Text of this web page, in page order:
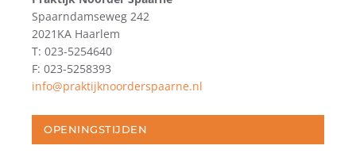
Spaarndamseweg 242
2021KA Haarlem
T: 023-5254640
F: 023-5258393
info@praktijknoorderspaarne.nl
OPENINGSTIJDEN